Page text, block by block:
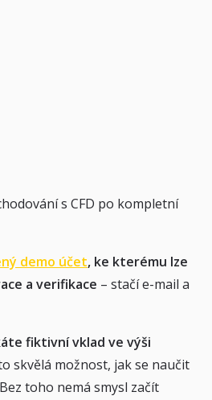
s CFD po kompletní
demo účet, ke kterému lze
a verifikace – stačí e-mail a
fiktivní vklad ve výši
skvělá možnost, jak se naučit
toho nemá smysl začít